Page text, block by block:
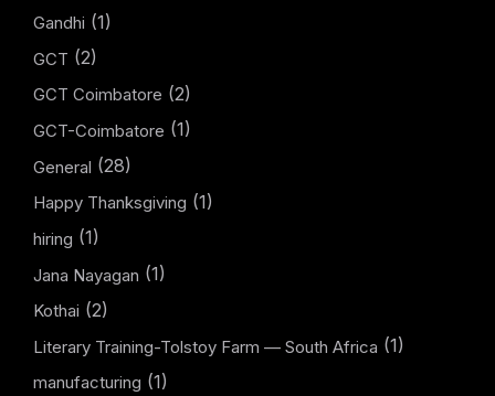
Gandhi (1)
GCT (2)
GCT Coimbatore (2)
GCT-Coimbatore (1)
General (28)
Happy Thanksgiving (1)
hiring (1)
Jana Nayagan (1)
Kothai (2)
Literary Training-Tolstoy Farm — South Africa (1)
manufacturing (1)